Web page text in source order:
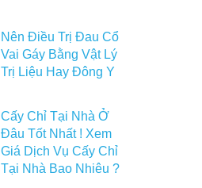
Nên Điều Trị Đau Cổ
Vai Gáy Bằng Vật Lý
Trị Liệu Hay Đông Y
Cấy Chỉ Tại Nhà Ở
Đâu Tốt Nhất ! Xem
Giá Dịch Vụ Cấy Chỉ
Tại Nhà Bao Nhiêu ?